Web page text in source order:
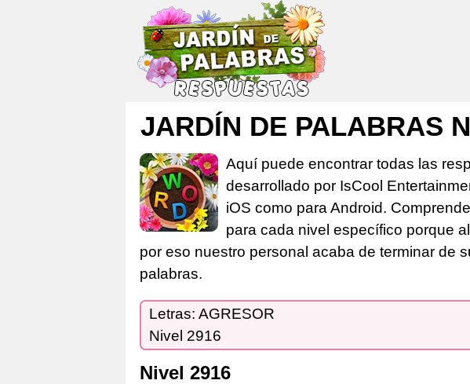
JARDÍN DE PALABRAS
Aquí puede encontrar todas las
desarrollado por IsCool
iOS como para Android.
para cada nivel específico porque
por eso nuestro personal acaba de terminar de
palabras.
Letras: AGRESOR
Nivel 2916
Nivel 2916